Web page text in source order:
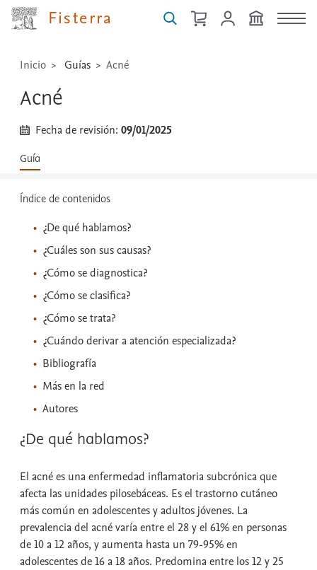
Fisterra
...
Inicio Guías Acné
Acné
Fecha de revisión:09/01/2025
Guía
Índice de contenidos
¿De qué hablamos?
¿Cuáles son sus causas?
¿Cómo se diagnostica?
¿Cómo se clasifica?
¿Cómo se trata?
¿Cuándo derivar a atención especializada?
Bibliografía
Más en la red
Autores
¿De qué hablamos?
El acné es una enfermedad inflamatoria subcrónica que
afecta las unidades pilosebáceas. Es el trastorno cutáneo
más común en adolescentes y adultos jóvenes. La
prevalencia del acné varía entre el 28 y el 61% en personas
de 10 a 12 años, y aumenta hasta un 79-95% en
adolescentes de 16 a 18 años. Predomina entre los 12 y 25